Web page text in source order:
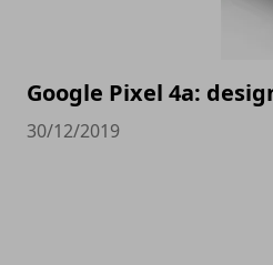
Google Pixel 4a:
30/12/2019